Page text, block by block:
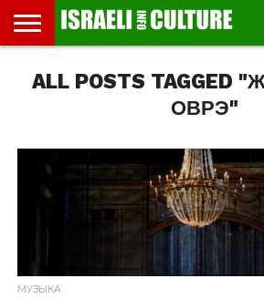
МУЗЕИ
СТРАНА
ФЕСТИВАЛЕЙ
ТЕАТР
КНИГИ.
ТЕКСТЫ
МУЗЫКА
РЕЛИГИЯ/
ИСТОРИЯ
ДВИЖЕНИЕ
ДЕТИ
ВЫХОДНОГО
МАРШРУТЫ
ПРОГУЛЬЩИКА
ВИДЕО-
РЕЧИ
ВПЕЧАТЛЕНИЯ
ВСТРЕЧИ
И
ИНТЕРВЬЮ
КИНО
TEL
AVIV
ALL POSTS TAGGED
ОВРЭ"
МУЗЫКА